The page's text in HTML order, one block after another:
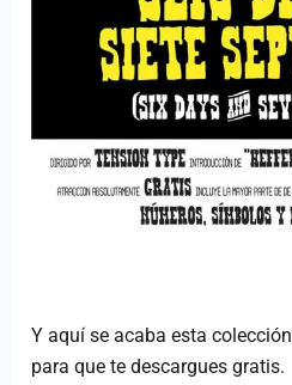
Y aquí se acaba esta
para que te descargues gratis.